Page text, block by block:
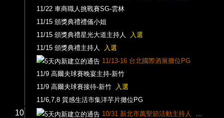
11/22 車商職人挑戰賽SG-雲林
11/15 頒獎典禮禮儀小姐
11/15 頒獎典禮星光大道主持人
入選
11/15 頒獎典禮主持人
入選
11/13-16 台北國際酒展攤位PG
11/9 高爾夫球賽晚宴主持-新竹
11/9 高爾夫球賽接待-新竹
入選
11/6,7,8 質感生活市集洋芋片攤位PG
10 10/31 新北市萬聖節活動主持人
入選